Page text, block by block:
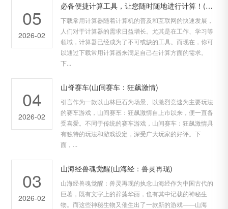
05
2026-02
必备便捷计算工具，让您随时随地进行计算！(必备便捷计算工具：让计算随时随地更加高效！)
下载常用计算器随着计算机的普及和互联网的快速发展，
人们对于计算器的需求日益增长。尤其是在工作、学习等
领域，计算器已经成为了不可或缺的工具。而现在，你可
以通过下载常用计算器来满足自己在计算方面的需求。
下...
04
2026-02
山脊赛车(山间赛车：狂飙激情)
引言作为一款以山林巨石为场景、以激烈竞速为主要玩法
的赛车游戏，山间赛车：狂飙激情自上市以来，便一直备
受喜爱。不同于传统的赛车游戏，山间赛车：狂飙激情具
有独特的玩法和游戏设定，深受广大玩家的好评。下
面，...
03
2026-02
山海经兽魂觉醒(山海经：兽灵再现)
山海经兽魂觉醒：兽灵再现的执念山海经作为中国古代的
巨著，既有文字上的辞藻华丽，也有其中记载的神秘生
物。而这些神秘生物又催生出了一款新的游戏——山海